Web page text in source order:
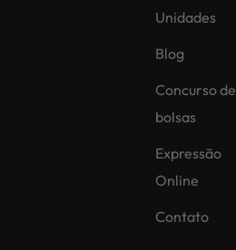
Unidades
Blog
Concurso de
bolsas
Expressão
Online
Contato